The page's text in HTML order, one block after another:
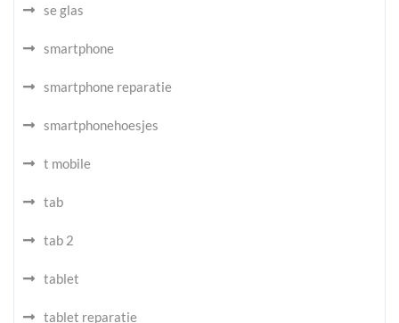
se glas
smartphone
smartphone reparatie
smartphonehoesjes
t mobile
tab
tab 2
tablet
tablet reparatie